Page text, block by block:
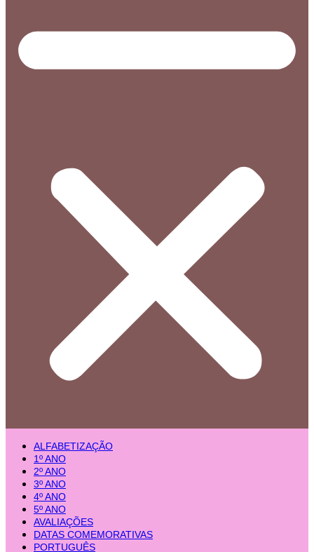
ALFABETIZAÇÃO
1º ANO
2º ANO
3º ANO
4º ANO
5º ANO
AVALIAÇÕES
DATAS COMEMORATIVAS
PORTUGUÊS